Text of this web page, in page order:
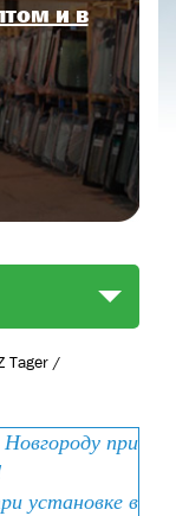
и в
Tager /
при
установке в